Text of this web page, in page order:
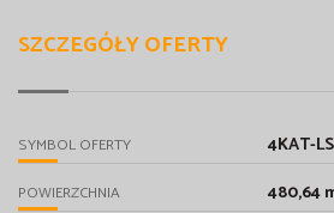
SZCZEGÓŁY OFERTY
SYMBOL OFERTY 4KAT-
POWIERZCHNIA 480,64